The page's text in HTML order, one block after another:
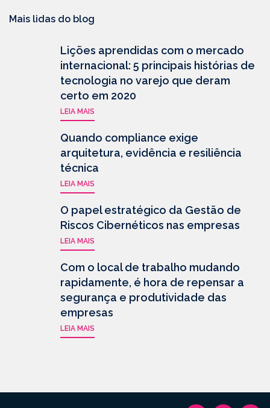
Mais lidas do blog
Lições aprendidas com o mercado
internacional: 5 principais histórias de
tecnologia no varejo que deram
certo em 2020
LEIA MAIS
Quando compliance exige
arquitetura, evidência e resiliência
técnica
LEIA MAIS
O papel estratégico da Gestão de
Riscos Cibernéticos nas empresas
LEIA MAIS
Com o local de trabalho mudando
rapidamente, é hora de repensar a
segurança e produtividade das
empresas
LEIA MAIS